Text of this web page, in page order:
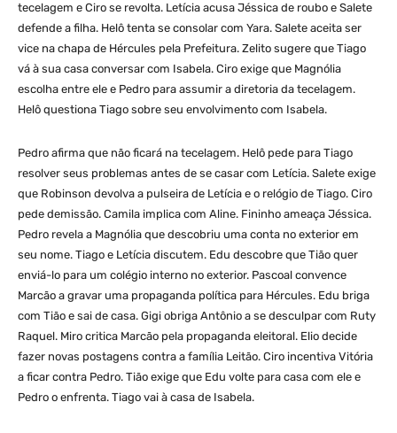
tecelagem e Ciro se revolta. Letícia acusa Jéssica de roubo e Salete
defende a filha. Helô tenta se consolar com Yara. Salete aceita ser
vice na chapa de Hércules pela Prefeitura. Zelito sugere que Tiago
vá à sua casa conversar com Isabela. Ciro exige que Magnólia
escolha entre ele e Pedro para assumir a diretoria da tecelagem.
Helô questiona Tiago sobre seu envolvimento com Isabela.
Pedro afirma que não ficará na tecelagem. Helô pede para Tiago
resolver seus problemas antes de se casar com Letícia. Salete exige
que Robinson devolva a pulseira de Letícia e o relógio de Tiago. Ciro
pede demissão. Camila implica com Aline. Fininho ameaça Jéssica.
Pedro revela a Magnólia que descobriu uma conta no exterior em
seu nome. Tiago e Letícia discutem. Edu descobre que Tião quer
enviá-lo para um colégio interno no exterior. Pascoal convence
Marcão a gravar uma propaganda política para Hércules. Edu briga
com Tião e sai de casa. Gigi obriga Antônio a se desculpar com Ruty
Raquel. Miro critica Marcão pela propaganda eleitoral. Elio decide
fazer novas postagens contra a família Leitão. Ciro incentiva Vitória
a ficar contra Pedro. Tião exige que Edu volte para casa com ele e
Pedro o enfrenta. Tiago vai à casa de Isabela.